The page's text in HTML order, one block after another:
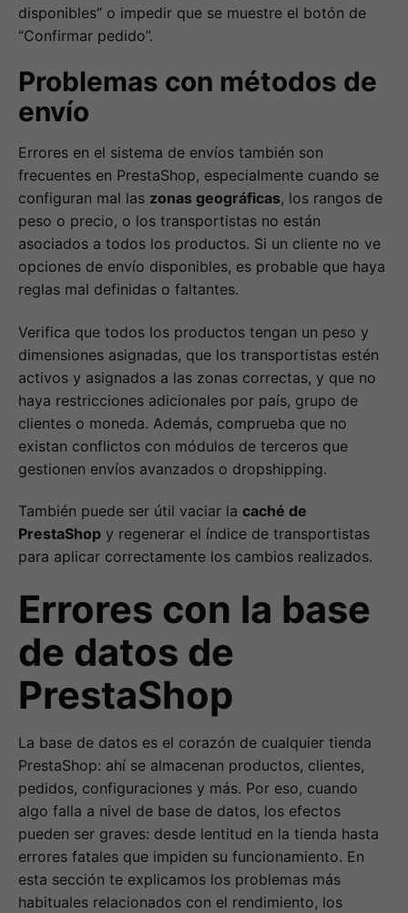
disponibles” o impedir que se muestre el botón de
“Confirmar pedido”.
Problemas con métodos de
envío
Errores en el sistema de envíos también son
frecuentes en PrestaShop, especialmente cuando se
configuran mal las zonas geográficas, los rangos de
peso o precio, o los transportistas no están
asociados a todos los productos. Si un cliente no ve
opciones de envío disponibles, es probable que haya
reglas mal definidas o faltantes.
Verifica que todos los productos tengan un peso y
dimensiones asignadas, que los transportistas estén
activos y asignados a las zonas correctas, y que no
haya restricciones adicionales por país, grupo de
clientes o moneda. Además, comprueba que no
existan conflictos con módulos de terceros que
gestionen envíos avanzados o dropshipping.
También puede ser útil vaciar la caché de
PrestaShop y regenerar el índice de transportistas
para aplicar correctamente los cambios realizados.
Errores con la base
de datos de
PrestaShop
La base de datos es el corazón de cualquier tienda
PrestaShop: ahí se almacenan productos, clientes,
pedidos, configuraciones y más. Por eso, cuando
algo falla a nivel de base de datos, los efectos
pueden ser graves: desde lentitud en la tienda hasta
errores fatales que impiden su funcionamiento. En
esta sección te explicamos los problemas más
habituales relacionados con el rendimiento, los